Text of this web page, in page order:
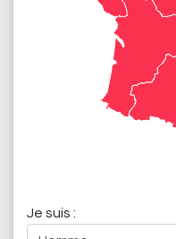
Je suis :